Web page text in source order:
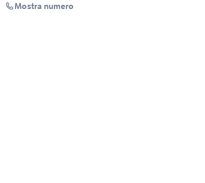
Mostra numero